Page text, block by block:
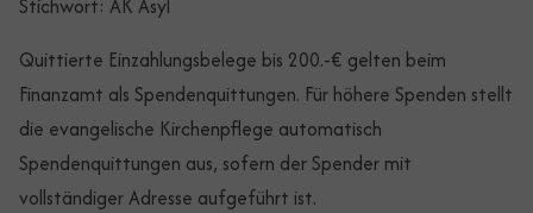
Stichwort: AK Asyl
Quittierte Einzahlungsbelege bis 200.-€ gelten beim
Finanzamt als Spendenquittungen. Für höhere Spenden stellt
die evangelische Kirchenpflege automatisch
Spendenquittungen aus, sofern der Spender mit
vollständiger Adresse aufgeführt ist.